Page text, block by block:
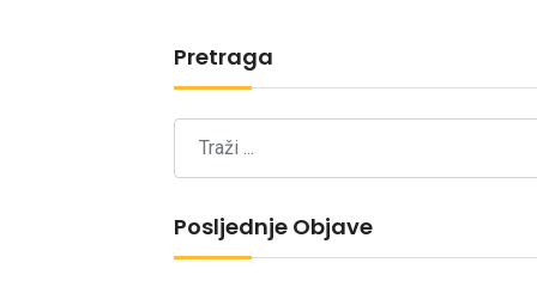
Pretraga
Posljednje Objave